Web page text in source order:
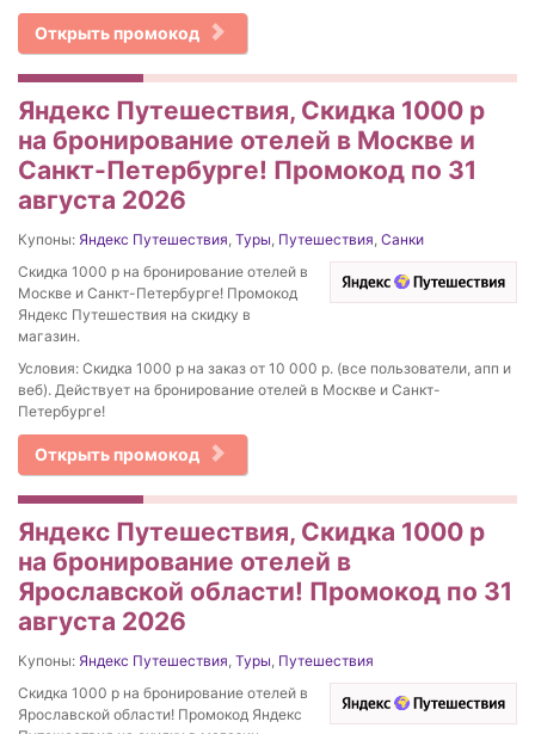
Открыть промокод
Яндекс Путешествия, Скидка 1000 р
на бронирование отелей в Москве и
Санкт-Петербурге! Промокод по 31
августа 2026
Купоны: Яндекс Путешествия, Туры, Путешествия, Санки
Скидка 1000 р на бронирование отелей в
Москве и Санкт-Петербурге! Промокод
Яндекс Путешествия на скидку в
магазин.
Условия: Скидка 1000 р на заказ от 10 000 р. (все пользователи, апп и
веб). Действует на бронирование отелей в Москве и Санкт-
Петербурге!
Открыть промокод
Яндекс Путешествия, Скидка 1000 р
на бронирование отелей в
Ярославской области! Промокод по 31
августа 2026
Купоны: Яндекс Путешествия, Туры, Путешествия
Скидка 1000 р на бронирование отелей в
Ярославской области! Промокод Яндекс